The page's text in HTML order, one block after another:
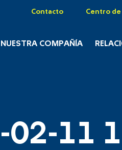
Contacto Centro
NUESTRA COMPAÑÍA
02-11